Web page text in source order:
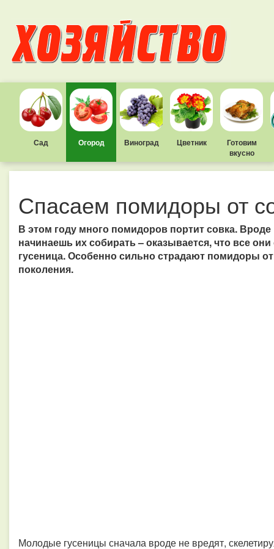
Сад Огород Виноград Цветник
Готовим
вкусно
Спасаем помидоры от
В этом году много помидоров портит совка.
начинаешь их собирать – оказывается, что все
гусеница. Особенно сильно страдают помидоры
поколения.
Молодые гусеницы сначала вроде не вредят,